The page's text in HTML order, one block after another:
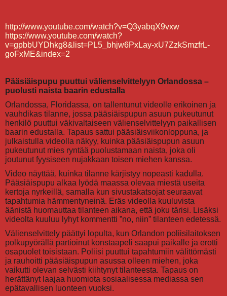
http://www.youtube.com/watch?v=Q3yabqX9vxw
https://www.youtube.com/watch?
v=gpbbUYDhkg8&list=PL5_bhjw6PxLay-xU7ZzkSmzfrL-
goFxME&index=2
Pääsiäispupu puuttui välienselvittelyyn Orlandossa –
puolusti naista baarin edustalla
Orlandossa, Floridassa, on tallentunut videolle erikoinen ja
vauhdikas tilanne, jossa pääsiäispupun asuun pukeutunut
henkilö puuttui väkivaltaiseen välienselvittelyyn paikallisen
baarin edustalla. Tapaus sattui pääsiäisviikonloppuna, ja
julkaistulla videolla näkyy, kuinka pääsiäispupun asuun
pukeutunut mies ryntää puolustamaan naista, joka oli
joutunut fyysiseen nujakkaan toisen miehen kanssa.
Video näyttää, kuinka tilanne kärjistyy nopeasti kadulla.
Pääsiäispupu alkaa lyödä maassa olevaa miestä useita
kertoja nyrkeillä, samalla kun sivustakatsojat seuraavat
tapahtumia hämmentyneinä. Eräs videolla kuuluvista
äänistä huomauttaa tilanteen aikana, että joku tärisi. Lisäksi
videolta kuuluu lyhyt kommentti ”no, niin” tilanteen edetessä.
Välienselvittely päättyi lopulta, kun Orlandon poliisilaitoksen
polkupyörällä partioinut konstaapeli saapui paikalle ja erotti
osapuolet toisistaan. Poliisi puuttui tapahtumiin välittömästi
ja rauhoitti pääsiäispupun asussa olleen miehen, joka
vaikutti olevan selvästi kiihtynyt tilanteesta. Tapaus on
herättänyt laajaa huomiota sosiaalisessa mediassa sen
epätavallisen luonteen vuoksi.